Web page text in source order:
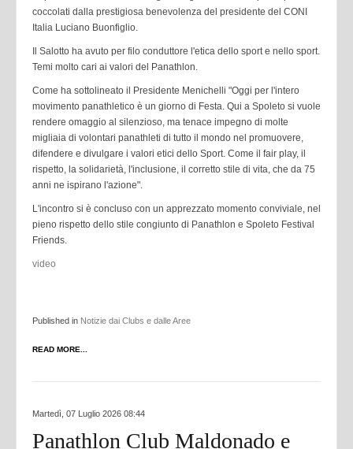
coccolati dalla prestigiosa benevolenza del presidente del CONI
Italia Luciano Buonfiglio.
Il Salotto ha avuto per filo conduttore l'etica dello sport e nello sport.
Temi molto cari ai valori del Panathlon.
Come ha sottolineato il Presidente Menichelli "Oggi per l'intero
movimento panathletico è un giorno di Festa. Qui a Spoleto si vuole
rendere omaggio al silenzioso, ma tenace impegno di molte
migliaia di volontari panathleti di tutto il mondo nel promuovere,
difendere e divulgare i valori etici dello Sport. Come il fair play, il
rispetto, la solidarietà, l'inclusione, il corretto stile di vita, che da 75
anni ne ispirano l'azione".
L'incontro si è concluso con un apprezzato momento conviviale, nel
pieno rispetto dello stile congiunto di Panathlon e Spoleto Festival
Friends.
video
Published in Notizie dai Clubs e dalle Aree
READ MORE...
Martedì, 07 Luglio 2026 08:44
Panathlon Club Maldonado e